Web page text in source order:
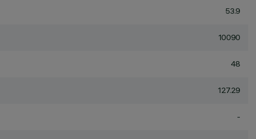
53.9
10090
48
127.29
-